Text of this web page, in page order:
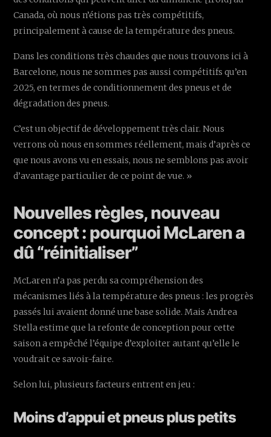
Canada, où nous n’étions pas très compétitifs,
principalement à cause de la température des pneus.
Dans les conditions très chaudes que nous trouvons ici à
Barcelone, nous ne sommes pas aussi compétitifs qu’en
2025, en termes de conditionnement des pneus et de
dégradation des pneus.
C’est un objectif de développement très clair. Nous
verrons où nous en sommes réellement, mais d’après ce
que nous avons vu en essais, nous ne semblons pas avoir
d’avantage particulier de ce point de vue. »
Nouvelles règles, nouveau
concept : pourquoi McLaren a
dû “réinitialiser”
McLaren n’a pas perdu sa compréhension des
mécanismes liés à la température des pneus : les progrès
passés lui avaient donné une base solide. Mais Andrea
Stella estime que la refonte de conception pour cette
saison a empêché l’équipe d’exploiter autant qu’elle le
voudrait ce savoir-faire.
Selon lui, plusieurs facteurs entrent en jeu :
Moins d’appui et pneus plus petits